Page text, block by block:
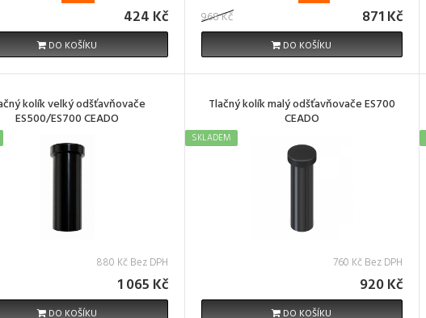
424 Kč
DO KOŠÍKU
968 Kč 871 Kč
DO KOŠÍKU
kolík velký odšťavňovače
ES500/ES700 CEADO
880 Kč Bez DPH
1 065 Kč
DO KOŠÍKU
Tlačný kolík malý odšťavňovače ES700
CEADO
SKLADEM
760 Kč Bez DPH
920 Kč
DO KOŠÍKU